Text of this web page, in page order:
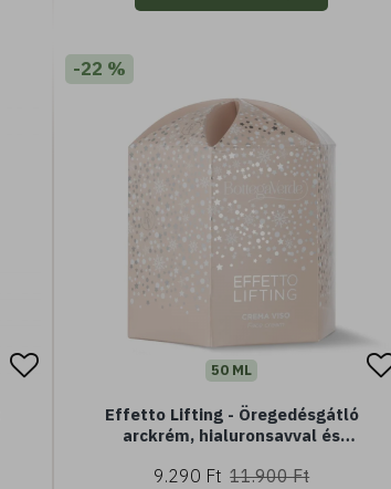
-22 %
50 ML
Effetto Lifting - Öregedésgátló
arckrém, hialuronsavval és
normál vagy száraz bőrre -
9.290 Ft 11.900 Ft